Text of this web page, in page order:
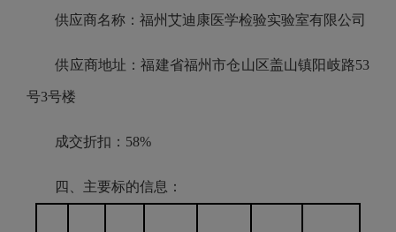
供应商名称：福州艾迪康医学检验实验室有限公司
供应商地址：福建省福州市仓山区盖山镇阳岐路53
号3号楼
成交折扣：58%
四、主要标的信息：